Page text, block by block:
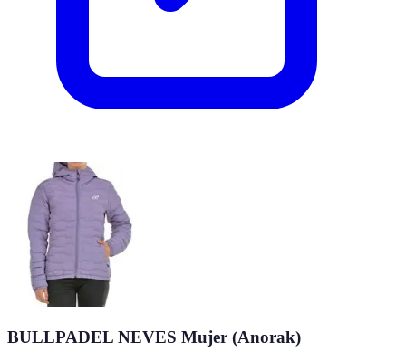
BULLPADEL NEVES Mujer (Anorak)